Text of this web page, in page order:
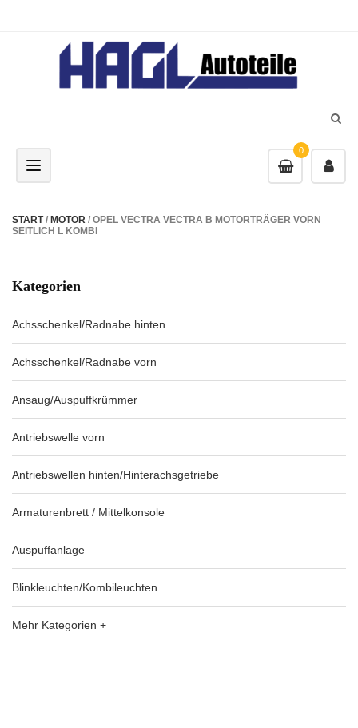
0
Toggle navigation
START/ MOTOR / OPEL VECTRA VECTRA B MOTORTRÄGER VORN
SEITLICH L KOMBI
Kategorien
Achsschenkel/Radnabe hinten
Achsschenkel/Radnabe vorn
Ansaug/Auspuffkrümmer
Antriebswelle vorn
Antriebswellen hinten/Hinterachsgetriebe
Armaturenbrett / Mittelkonsole
Auspuffanlage
Blinkleuchten/Kombileuchten
Mehr Kategorien +